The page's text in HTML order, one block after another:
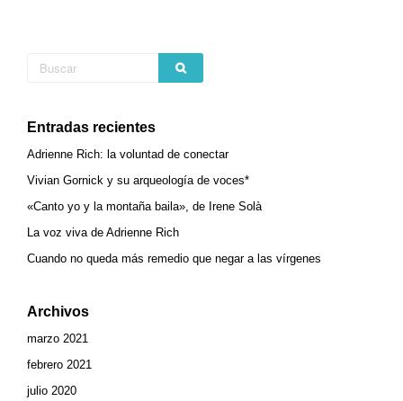
Entradas recientes
Adrienne Rich: la voluntad de conectar
Vivian Gornick y su arqueología de voces*
«Canto yo y la montaña baila», de Irene Solà
La voz viva de Adrienne Rich
Cuando no queda más remedio que negar a las vírgenes
Archivos
marzo 2021
febrero 2021
julio 2020